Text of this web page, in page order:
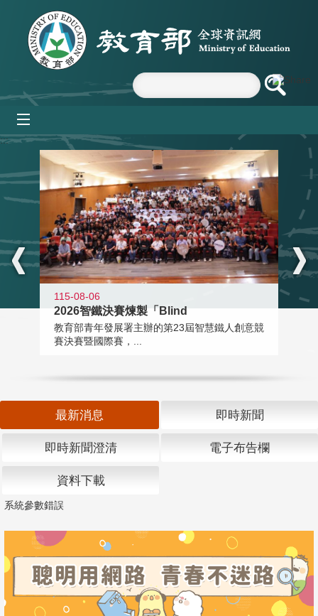
跳到主要內容區塊
:::
115-08-06
2026智鐵決賽煉製「Blind
教育部青年發展署主辦的第23屆智慧鐵人創意競
賽決賽暨國際賽，...
最新消息 即時新聞
即時新聞澄清 電子布告欄
資料下載
系統參數錯誤